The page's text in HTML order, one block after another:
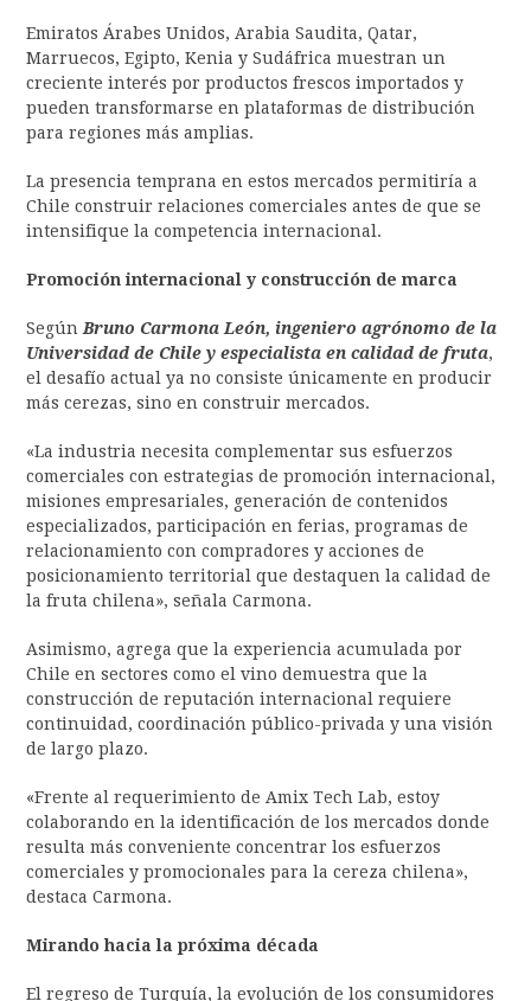
Emiratos Árabes Unidos, Arabia Saudita, Qatar,
Marruecos, Egipto, Kenia y Sudáfrica muestran un
creciente interés por productos frescos importados y
pueden transformarse en plataformas de distribución
para regiones más amplias.
La presencia temprana en estos mercados permitiría a
Chile construir relaciones comerciales antes de que se
intensifique la competencia internacional.
Promoción internacional y construcción de marca
SegúnBruno Carmona León, ingeniero agrónomo de la
Universidad de Chile y especialista en calidad de fruta,
el desafío actual ya no consiste únicamente en producir
más cerezas, sino en construir mercados.
«La industria necesita complementar sus esfuerzos
comerciales con estrategias de promoción internacional,
misiones empresariales, generación de contenidos
especializados, participación en ferias, programas de
relacionamiento con compradores y acciones de
posicionamiento territorial que destaquen la calidad de
la fruta chilena», señala Carmona.
Asimismo, agrega que la experiencia acumulada por
Chile en sectores como el vino demuestra que la
construcción de reputación internacional requiere
continuidad, coordinación público-privada y una visión
de largo plazo.
«Frente al requerimiento de Amix Tech Lab, estoy
colaborando en la identificación de los mercados donde
resulta más conveniente concentrar los esfuerzos
comerciales y promocionales para la cereza chilena»,
destaca Carmona.
Mirando hacia la próxima década
El regreso de Turquía, la evolución de los consumidores